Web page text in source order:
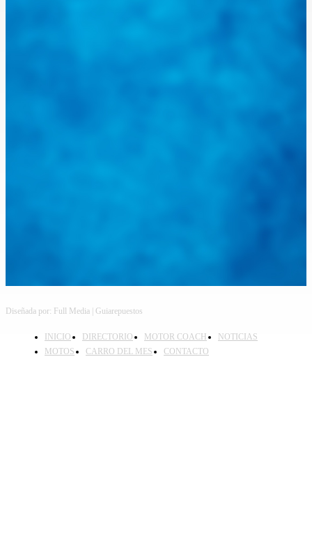
Diseñada por: Full Media | Guiarepuestos
INICIO DIRECTORIO MOTOR COACH
NOTICIAS
MOTOS
CARRO DEL MES CONTACTO